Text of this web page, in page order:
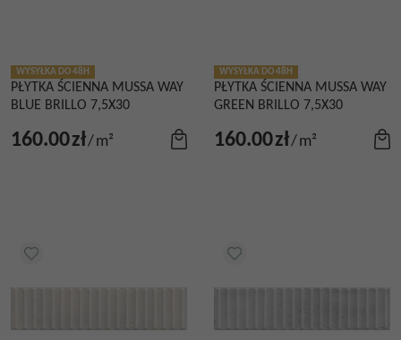
WYSYŁKA DO 48H
PŁYTKA ŚCIENNA MUSSA WAY
BLUE BRILLO 7,5X30
160.00zł/m²
WYSYŁKA DO 48H
PŁYTKA ŚCIENNA MUSSA WAY
GREEN BRILLO 7,5X30
160.00zł/m²